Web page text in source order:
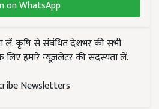
on WhatsApp
लें. कृषि से संबंधित देशभर की सभी
हमारे न्यूज़लेटर की सदस्यता लें.
Newsletters